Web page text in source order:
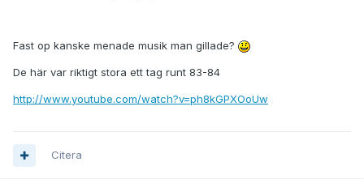
Fast op kanske menade musik man gillade?
De här var riktigt stora ett tag runt 83-84
http://www.youtube.com/watch?v=ph8kGPXOoUw
Citera